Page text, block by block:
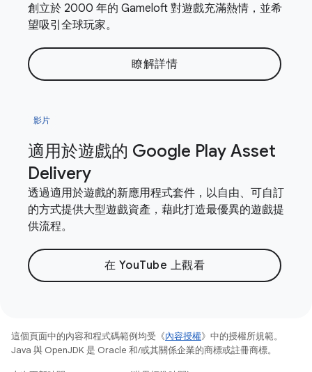
創立於 2000 年的 Gameloft 對遊戲充滿熱情，並希
望吸引全球玩家。
瞭解詳情
影片
適用於遊戲的 Google Play Asset
Delivery
透過適用於遊戲的新應用程式套件，以自由、可自訂
的方式提供大型遊戲資產，藉此打造最優異的遊戲提
供流程。
在 YouTube 上觀看
這個頁面中的內容和程式碼範例均受《內容授權》中的授權所規範。
Java 與 OpenJDK 是 Oracle 和/或其關係企業的商標或註冊商標。